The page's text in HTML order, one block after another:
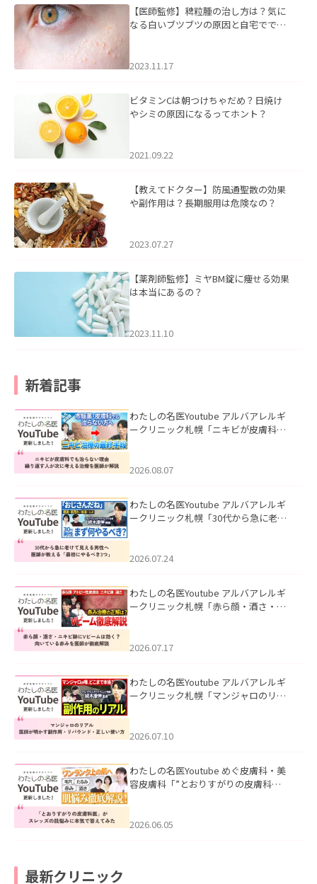
【医師監修】稗粒腫の治し方は？気に
なる白いブツブツの原因と自宅ででき
2023.11.17
ビタミンCは朝つけちゃだめ？日焼け
やシミの原因になるってホント？
2021.09.22
【教えてドクター】防風通聖散の効果
や副作用は？長期服用は危険なの？
2023.07.27
【薬剤師監修】ミヤBM錠に痩せる効果
は本当にあるの？
2023.11.10
新着記事
わたしの名医Youtube アルバアレルギ
ークリニック札幌「ニキビが皮膚科で
ました。
2026.08.07
わたしの名医Youtube アルバアレルギ
ークリニック札幌「30代から急に老け
た。
2026.07.24
わたしの名医Youtube アルバアレルギ
ークリニック札幌「赤ら顔・酒さ・ニ
した。
2026.07.17
わたしの名医Youtube アルバアレルギ
ークリニック札幌「マンジャロのリア
た。
2026.07.10
わたしの名医Youtube めぐ皮膚科・美
容皮膚科「”とおりすがりの皮膚科
2026.06.05
最新クリニック